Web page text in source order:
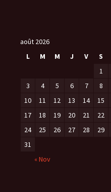
août 2026
L
M M J V S
« Nov
1
3
4 5 6 7 8
10
11 12 13 14 15
17
18 19 20 21 22
24
25 26 27 28 29
31